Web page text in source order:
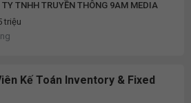
TY TNHH TRUYỀN THÔNG 9AM MEDIA
triệu
Kế Toán Inventory & Fixed